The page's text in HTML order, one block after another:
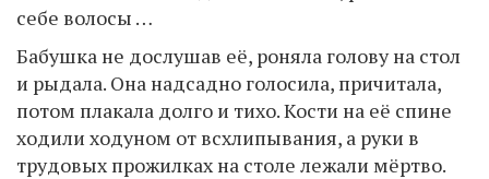
себе волосы …
Бабушка не дослушав её, роняла голову на стол
и рыдала. Она надсадно голосила, причитала,
потом плакала долго и тихо. Кости на её спине
ходили ходуном от всхлипывания, а руки в
трудовых прожилках на столе лежали мёртво.